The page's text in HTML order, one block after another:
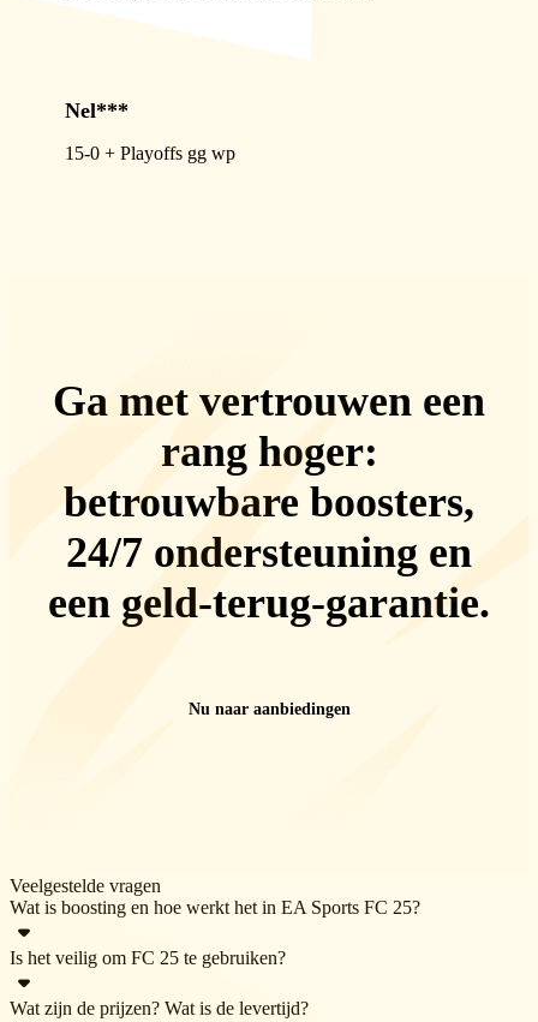
Nel***
15-0 + Playoffs gg wp
Ga met vertrouwen een
rang hoger:
betrouwbare boosters,
24/7 ondersteuning en
een geld-terug-garantie.
Nu naar aanbiedingen
Veelgestelde vragen
Wat is boosting en hoe werkt het in EA Sports FC 25?
Boosting in FC25 houdt in dat iemand anders de voortgang in het
spel voor je voltooit, of het nu gaat om divisies, SBC’s, Champions
Is het veilig om FC 25 te gebruiken?
Wat zijn de prijzen? Wat is de levertijd?